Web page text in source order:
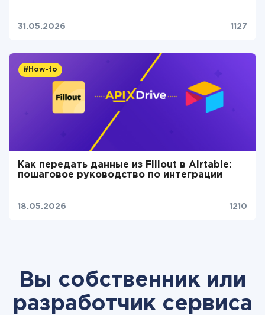
31.05.2026 1127
#How-to
Как передать данные из Fillout в Airtable:
пошаговое руководство по интеграции
18.05.2026 1210
Вы собственник или
разработчик сервиса